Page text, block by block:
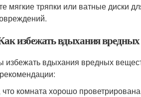
мягкие тряпки или ватные диски
избежать вдыхания
избежать вдыхания вредных
что комната хорошо